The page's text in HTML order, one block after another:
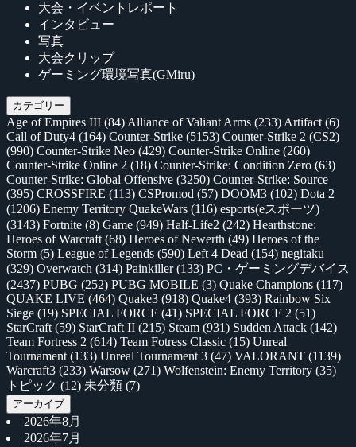
大会・イベントレポート
インタビュー
写真
大会クリップ
ゲーミング環境写真(GMiru)
カテゴリー
Age of Empires III (84) Alliance of Valiant Arms (233) Artifact (6)
Call of Duty4 (164) Counter-Strike (5153) Counter-Strike 2 (CS2)
(990) Counter-Strike Neo (429) Counter-Strike Online (260)
Counter-Strike Online 2 (18) Counter-Strike: Condition Zero (63)
Counter-Strike: Global Offensive (3250) Counter-Strike: Source
(395) CROSSFIRE (113) CSPromod (57) DOOM3 (102) Dota 2
(1206) Enemy Territory QuakeWars (116) esports(eスポーツ)
(3143) Fortnite (8) Game (949) Half-Life2 (242) Hearthstone:
Heroes of Warcraft (68) Heroes of Newerth (49) Heroes of the
Storm (5) League of Legends (590) Left 4 Dead (154) negitaku
(329) Overwatch (314) Painkiller(133) PC・ゲーミングデバイス
(2437) PUBG (252) PUBG MOBILE (3) Quake Champions (117)
QUAKE LIVE (464) Quake3 (918) Quake4 (393) Rainbow Six
Siege (19) SPECIAL FORCE (41) SPECIAL FORCE 2 (51)
StarCraft (59) StarCraft II (215) Steam (931) Sudden Attack (142)
Team Fortress 2 (614) Team Fotress Classic (15) Unreal
Tournament (133) Unreal Tournament 3 (47) VALORANT (1139)
Warcraft3 (233) Warsow (271) Wolfenstein: Enemy Territory (35)
トピック (12) 未分類 (7)
アーカイブ
2026年8月
2026年7月